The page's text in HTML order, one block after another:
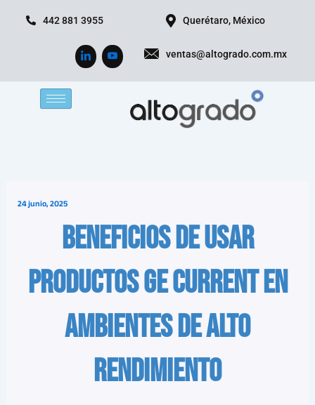
442 881 3955
ventas@altogrado.com.mx
Querétaro, México
24 junio, 2025
Beneficios de usar
productos GE Current en
ambientes de alto
rendimiento